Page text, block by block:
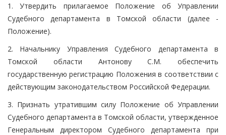
1. Утвердить прилагаемое Положение об Управлении
Судебного департамента в Томской области (далее -
Положение).
2. Начальнику Управления Судебного департамента в
Томской области Антонову С.М. обеспечить
государственную регистрацию Положения в соответствии с
действующим законодательством Российской Федерации.
3. Признать утратившим силу Положение об Управлении
Судебного департамента в Томской области, утвержденное
Генеральным директором Судебного департамента при